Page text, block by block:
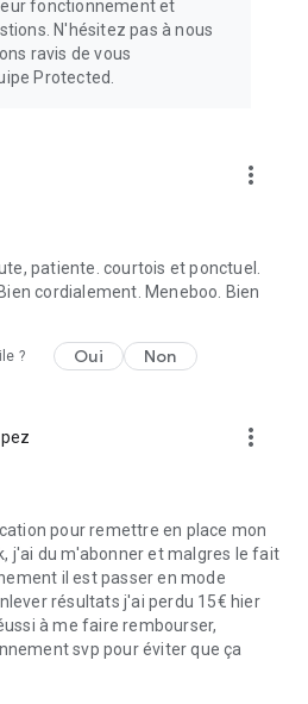
fonctionnement et
N'hésitez pas à nous
ravis de vous
Protected.
more_vert
patiente. courtois et ponctuel.
cordialement. Meneboo. Bien
? Oui Non
more_vert
pour remettre en place mon
j'ai du m'abonner et malgres le fait
il est passer en mode
résultats j'ai perdu 15€ hier
à me faire rembourser,
svp pour éviter que ça